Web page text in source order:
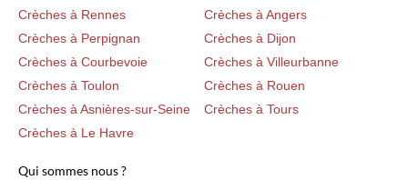
Crèches à Rennes
Crèches à Angers
Crèches à Perpignan
Crèches à Dijon
Crèches à Courbevoie
Crèches à Villeurbanne
Crèches à Toulon
Crèches à Rouen
Crèches à Asnières-sur-Seine
Crèches à Tours
Crèches à Le Havre
Qui sommes nous ?